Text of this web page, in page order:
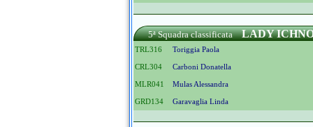
5ª Squadra classificata LADY
TRL316 Toriggia Paola
CRL304 Carboni Donatella
MLR041 Mulas Alessandra
GRD134 Garavaglia Linda